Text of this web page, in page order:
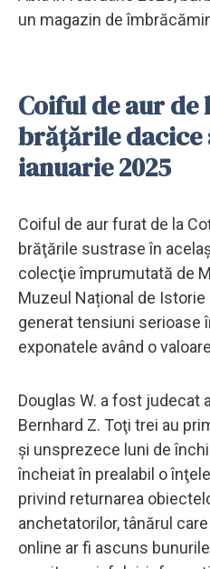
un magazin de
Coiful de aur de
brățările dacice
ianuarie 2025
Coiful de aur furat de la
brăţările sustrase în
colecţie împrumutată de
Muzeul Național de Istorie
generat tensiuni serioase
exponatele având o
Douglas W. a fost judecat
Bernhard Z. Toţi trei au
şi unsprezece luni de
încheiat în prealabil o
privind returnarea
anchetatorilor, tânărul
online ar fi ascuns